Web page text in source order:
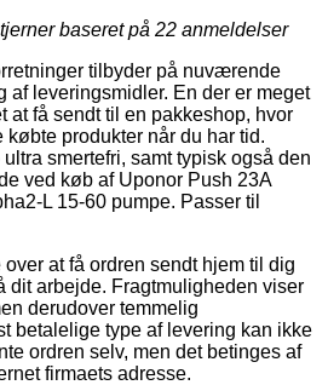
baseret på 22 anmeldelser
tilbyder på nuværende
af leveringsmidler. En der er meget
at få sendt til en pakkeshop, hvor
købte produkter når du har tid.
smertefri, samt typisk også den
ved køb af Uponor Push 23A
L 15-60 pumpe. Passer til
at få ordren sendt hjem til dig
dit arbejde. Fragtmuligheden viser
derudover temmelig
betalelige type af levering kan ikke
ordren selv, men det betinges af
firmaets adresse.